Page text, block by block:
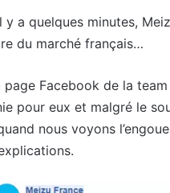
a quelques minutes,
du marché français…
Facebook de la
pour eux et malgré le
nous voyons